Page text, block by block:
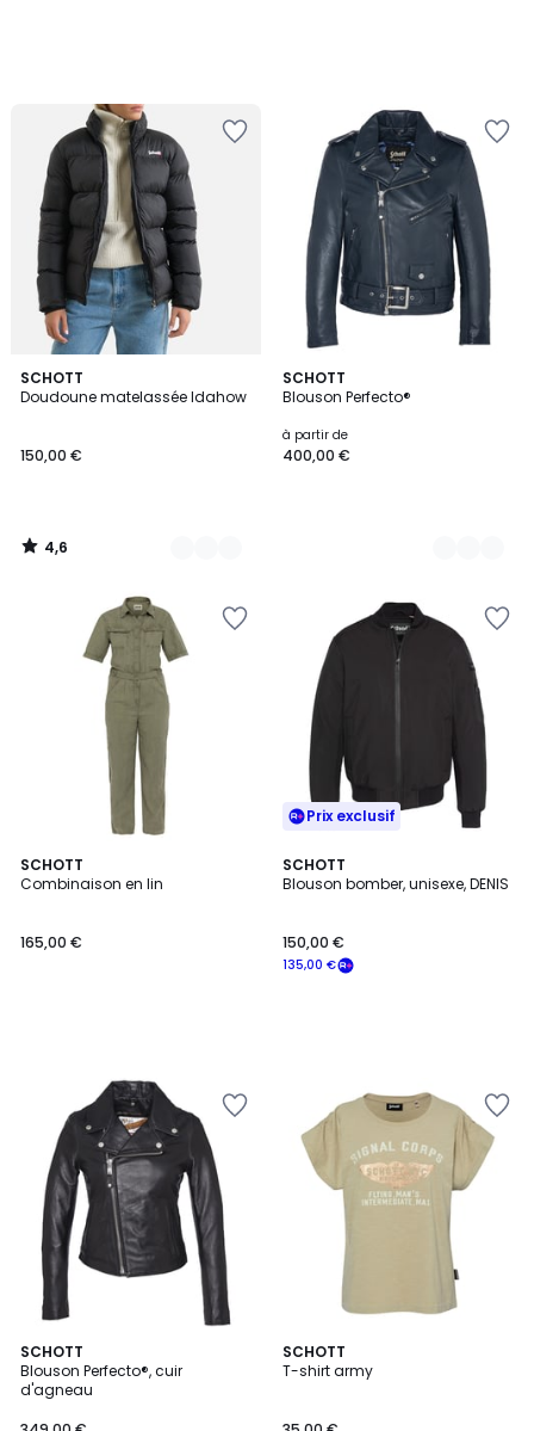
SCHOTT
Doudoune matelassée Idahow
150,00 €
4,6
/ 5
2
Couleurs
4,6
/
SCHOTT
Blouson Perfecto®
à partir de
400,00 €
4
Couleurs
SCHOTT
Combinaison en lin
165,00 €
Prix exclusif
SCHOTT
Blouson bomber, unisexe, DENIS
135,00 €
150,00 €
SCHOTT
Blouson Perfecto®, cuir
d'agneau
2
Couleurs
SCHOTT
T-shirt army